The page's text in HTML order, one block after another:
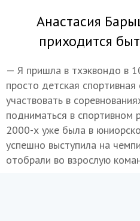
Анастасия
приходится
— Я пришла в тхэквондо в
просто детская
участвовать в
подниматься в спортивном
2000-х уже была в
успешно выступила на
отобрали во взрослую